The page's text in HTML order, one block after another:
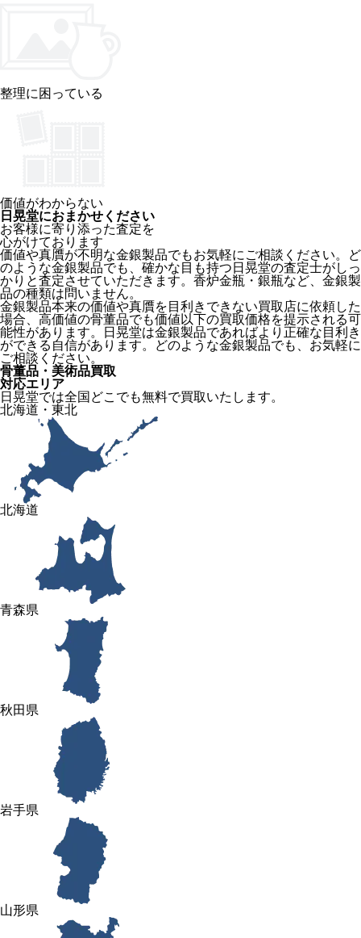
整理に困っている
価値がわからない
日晃堂におまかせください
お客様に寄り添った査定を
心がけております
価値や真贋が不明な金銀製品でもお気軽にご相談ください。ど
のような金銀製品でも、確かな目も持つ日晃堂の査定士がしっ
かりと査定させていただきます。香炉金瓶・銀瓶など、金銀製
品の種類は問いません。
金銀製品本来の価値や真贋を目利きできない買取店に依頼した
場合、高価値の骨董品でも価値以下の買取価格を提示される可
能性があります。日晃堂は金銀製品であればより正確な目利き
ができる自信があります。どのような金銀製品でも、お気軽に
ご相談ください。
骨董品・美術品買取
対応エリア
日晃堂では全国どこでも無料で買取いたします。
北海道・東北
北海道
青森県
秋田県
岩手県
山形県